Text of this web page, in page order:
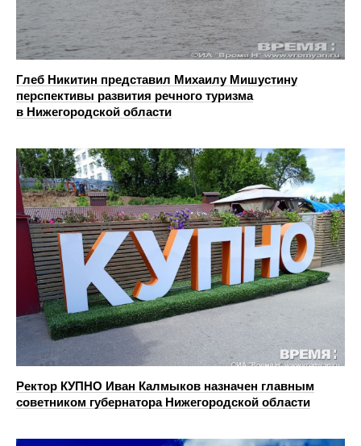
Глеб Никитин представил Михаилу Мишустину
перспективы развития речного туризма
в Нижегородской области
Ректор КУПНО Иван Калмыков назначен главным
советником губернатора Нижегородской области